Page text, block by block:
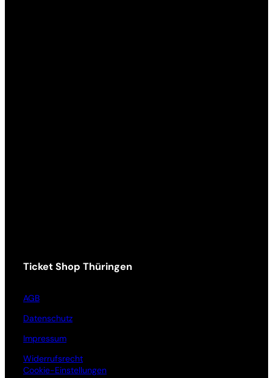
Ticket Shop Thüringen
AGB
Datenschutz
Impressum
Widerrufsrecht
Cookie-Einstellungen